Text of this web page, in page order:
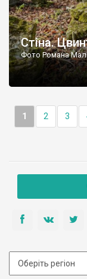
Стіна.
Фото Романа
1 2 3